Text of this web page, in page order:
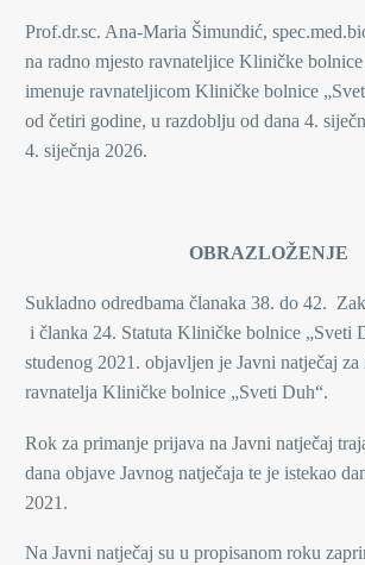
Prof.dr.sc. Ana-Maria Šimundić,
na radno mjesto ravnateljice Kliničke
imenuje ravnateljicom Kliničke bolnice
od četiri godine, u razdoblju od dana 4.
4. siječnja 2026.
OBRAZLOŽENJE
Sukladno odredbama članaka 38. do 42.
i članka 24. Statuta Kliničke bolnice „Sveti
studenog 2021. objavljen je Javni natječaj
ravnatelja Kliničke bolnice „Sveti Duh“.
Rok za primanje prijava na Javni natječaj
dana objave Javnog natječaja te je istekao
2021.
Na Javni natječaj su u propisanom roku